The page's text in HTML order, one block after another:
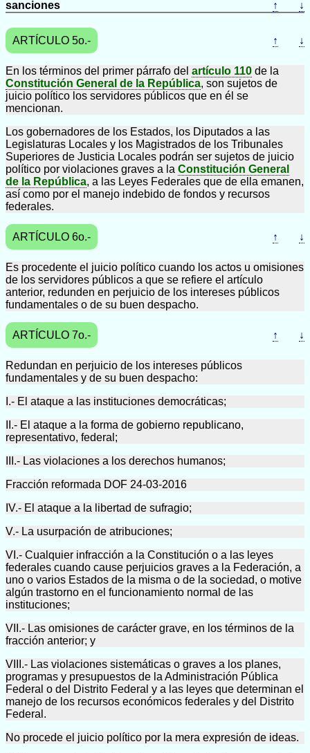
sanciones ↑ ↓
ARTÍCULO 5o.- ↑ ↓
En los términos del primer párrafo del artículo 110 de la
Constitución General de la República, son sujetos de
juicio político los servidores públicos que en él se
mencionan.
Los gobernadores de los Estados, los Diputados a las
Legislaturas Locales y los Magistrados de los Tribunales
Superiores de Justicia Locales podrán ser sujetos de juicio
político por violaciones graves a la Constitución General
de la República, a las Leyes Federales que de ella emanen,
así como por el manejo indebido de fondos y recursos
federales.
ARTÍCULO 6o.- ↑ ↓
Es procedente el juicio político cuando los actos u omisiones
de los servidores públicos a que se refiere el artículo
anterior, redunden en perjuicio de los intereses públicos
fundamentales o de su buen despacho.
ARTÍCULO 7o.- ↑ ↓
Redundan en perjuicio de los intereses públicos
fundamentales y de su buen despacho:
I.- El ataque a las instituciones democráticas;
II.- El ataque a la forma de gobierno republicano,
representativo, federal;
III.- Las violaciones a los derechos humanos;
Fracción reformada DOF 24-03-2016
IV.- El ataque a la libertad de sufragio;
V.- La usurpación de atribuciones;
VI.- Cualquier infracción a la Constitución o a las leyes
federales cuando cause perjuicios graves a la Federación, a
uno o varios Estados de la misma o de la sociedad, o motive
algún trastorno en el funcionamiento normal de las
instituciones;
VII.- Las omisiones de carácter grave, en los términos de la
fracción anterior; y
VIII.- Las violaciones sistemáticas o graves a los planes,
programas y presupuestos de la Administración Pública
Federal o del Distrito Federal y a las leyes que determinan el
manejo de los recursos económicos federales y del Distrito
Federal.
No procede el juicio político por la mera expresión de ideas.